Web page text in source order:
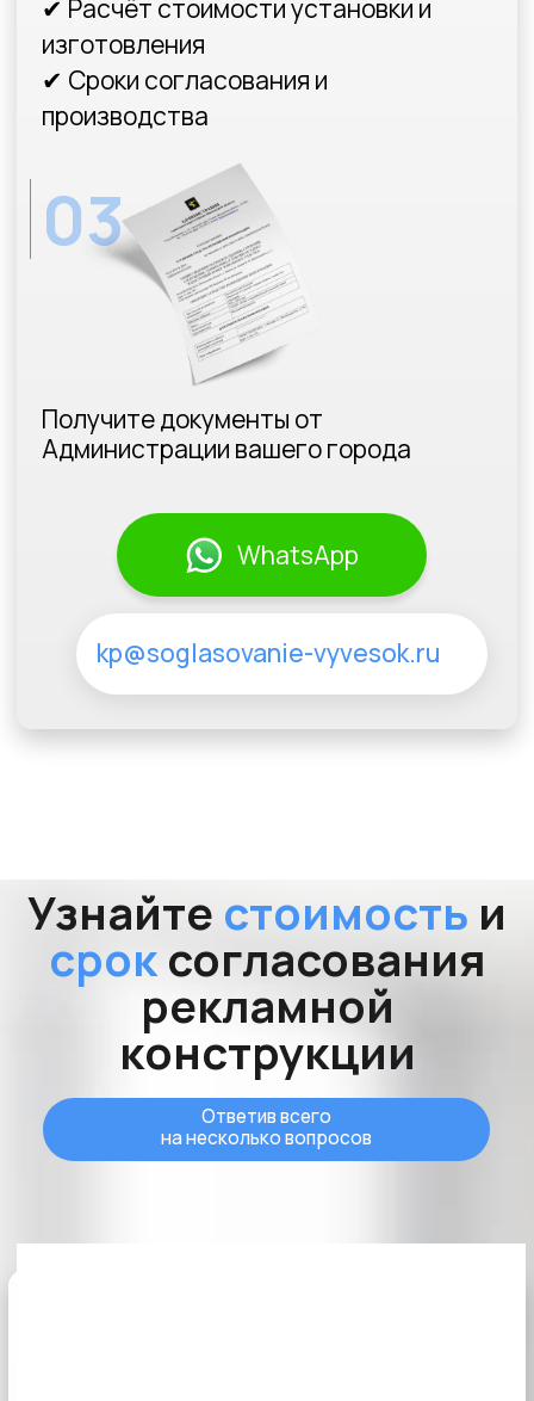
Генеральный директор
Статьи наших экспертов
о согласовании вывесок